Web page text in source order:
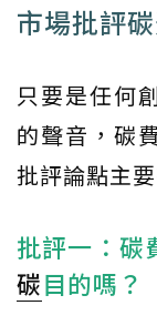
市場批評
只要是任何
的聲音，碳
批評論點主
批評一：碳
碳目的嗎？